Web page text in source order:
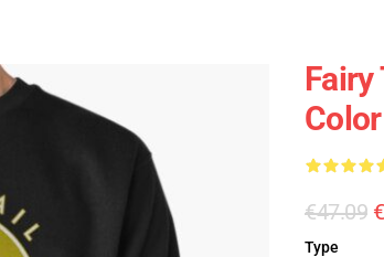
€47.09
Type